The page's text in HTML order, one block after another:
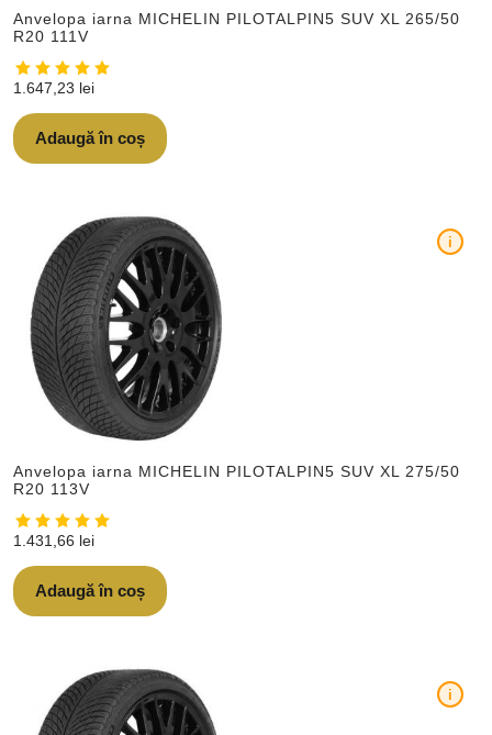
Anvelopa iarna MICHELIN PILOTALPIN5 SUV XL 265/50
R20 111V
1.647,23 lei
Adaugă în coș
Anvelopa iarna MICHELIN PILOTALPIN5 SUV XL 275/50
R20 113V
i
1.431,66 lei
Adaugă în coș
i